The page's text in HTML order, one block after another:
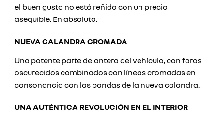
el buen gusto no está reñido con un precio
asequible. En absoluto.
NUEVA CALANDRA CROMADA
Una potente parte delantera del vehículo, con faros
oscurecidos combinados con líneas cromadas en
consonancia con las bandas de la nueva calandra.
UNA AUTÉNTICA REVOLUCIÓN EN EL INTERIOR